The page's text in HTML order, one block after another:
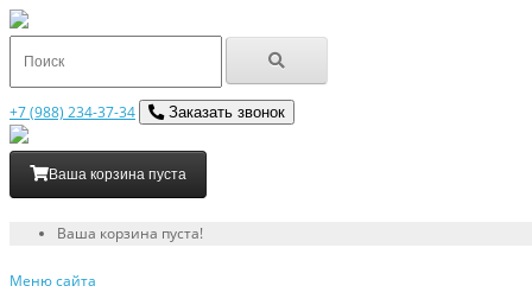
+7 (988) 234-37-34 Заказать звонок
Ваша корзина пуста
Ваша корзина пуста!
Меню сайта